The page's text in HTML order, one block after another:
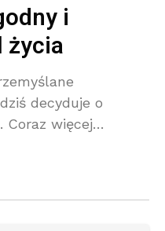
i
życia
decyduje o
Coraz więcej
opartego na